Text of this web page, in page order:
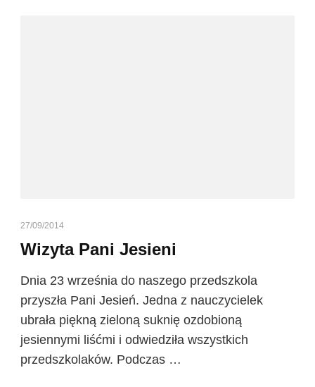
27/09/2014
Wizyta Pani Jesieni
Dnia 23 września do naszego przedszkola
przyszła Pani Jesień. Jedna z nauczycielek
ubrała piękną zieloną suknię ozdobioną
jesiennymi liśćmi i odwiedziła wszystkich
przedszkolaków. Podczas …